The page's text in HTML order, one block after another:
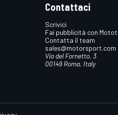
Contattaci
Scrivici
Fai pubblicità con
Contatta il team
sales@motorsport.com
Via del Fornetto, 3
00149 Roma, Italy